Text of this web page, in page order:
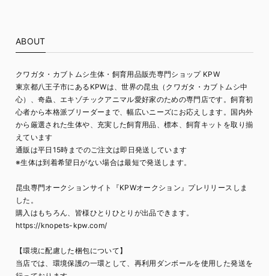
ABOUT
クワガタ・カブトムシ生体・飼育用品販売専門ショップ KPW
東京都八王子市にあるKPWは、世界の昆虫（クワガタ・カブトムシ中
心）、奇蟲、エキゾチックアニマル愛好家のための専門店です。飼育初
心者から本格派ブリーダーまで、幅広いニーズにお応えします。国内外
から厳選された生体や、充実した飼育用品、標本、飼育キットを取り揃
えています
通販は平日15時までのご注文は即日発送しています
※生体は到着希望日がない場合は最短で発送します。
昆虫専門オークションサイト『KPWオークション』プレリリースしま
した。
購入はもちろん、皆様ひとりひとりが出品できます。
https://knopets-kpw.com/
【環境に配慮した梱包について】
当店では、環境保護の一環として、再利用ダンボールを使用した発送を